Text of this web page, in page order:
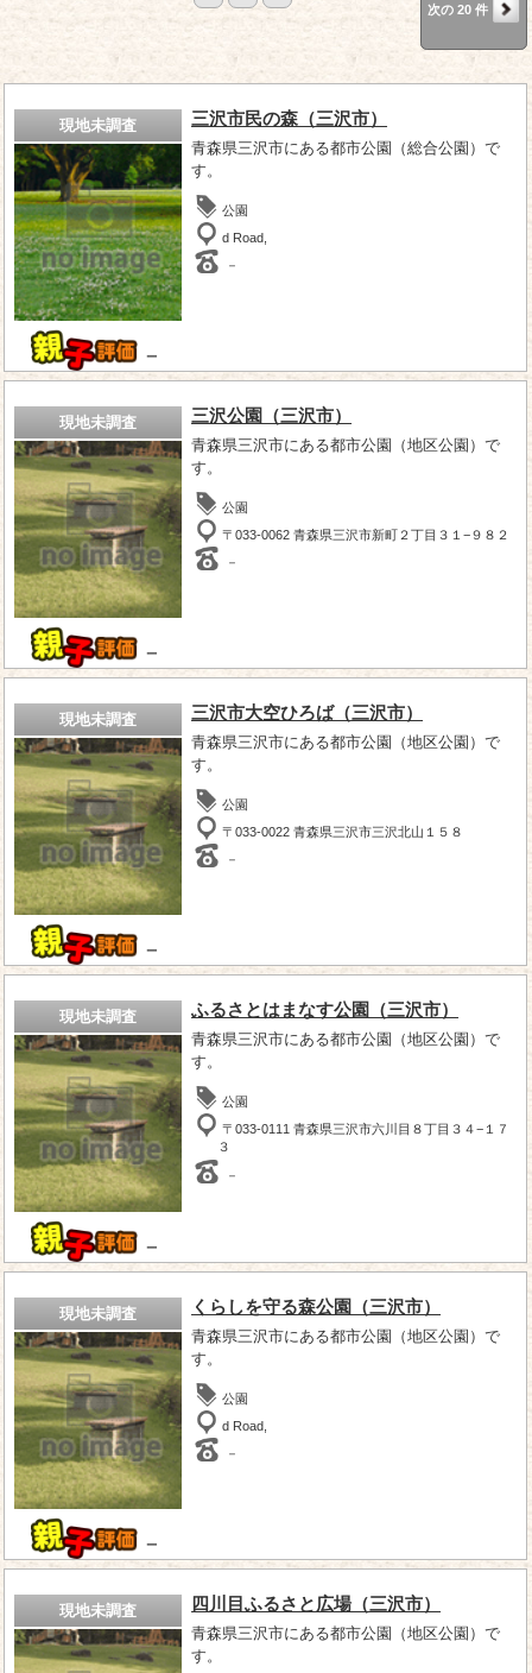
次の 20 件
現地未調査
－
三沢市民の森（三沢市）
青森県三沢市にある都市公園（総合公園）で
す。
公園
d Road,
－
現地未調査
－
三沢公園（三沢市）
青森県三沢市にある都市公園（地区公園）で
す。
公園
〒033-0062 青森県三沢市新町２丁目３１−９８２
－
現地未調査
－
三沢市大空ひろば（三沢市）
青森県三沢市にある都市公園（地区公園）で
す。
公園
〒033-0022 青森県三沢市三沢北山１５８
－
現地未調査
－
ふるさとはまなす公園（三沢市）
青森県三沢市にある都市公園（地区公園）で
す。
公園
〒033-0111 青森県三沢市六川目８丁目３４−１７
３
－
現地未調査
－
くらしを守る森公園（三沢市）
青森県三沢市にある都市公園（地区公園）で
す。
公園
d Road,
－
現地未調査 四川目ふるさと広場（三沢市）
青森県三沢市にある都市公園（地区公園）で
す。